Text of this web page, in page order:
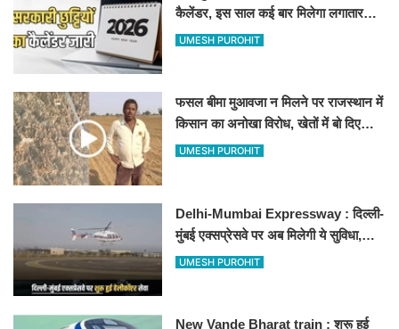
कैलेंडर, इस साल कई बार मिलेगा लगातार
अवकाश, देखें
UMESH PUROHIT
फसल बीमा मुआवजा न मिलने पर राजस्थान में
किसान का अनोखा विरोध, खेतों में बो दिए
500-500 रुपए के नोट, वीडियो वायरल
UMESH PUROHIT
Delhi-Mumbai Expressway : दिल्ली-
मुंबई एक्सप्रेसवे पर अब मिलेगी ये सुविधा,
हेलीकॉप्टर सर्विस से तुरंत घायल पहुंचेगा
UMESH PUROHIT
New Vande Bharat train : शरू हुई